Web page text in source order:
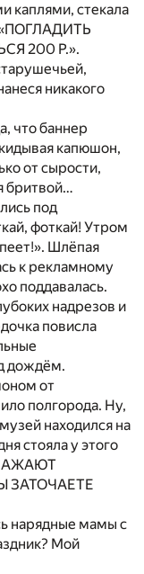
каплями, стекала
200 Р.».
никакого
что баннер
капюшон,
от сырости,
бритвой…
под
фоткай! Утром
Шлёпая
к рекламному
поддавалась.
надрезов и
повисла
дождём.
от
полгорода. Ну,
находился на
стояла у этого
ЗАТОЧАЕТЕ
нарядные мамы с
Мой